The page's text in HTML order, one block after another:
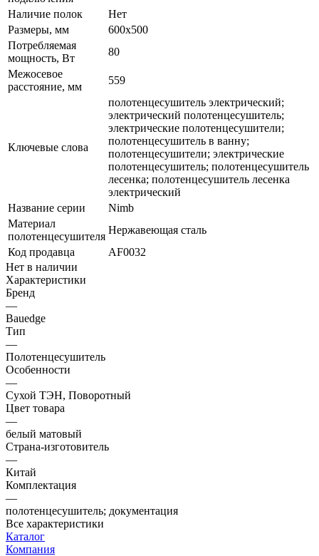
Наличие полок
Нет
Размеры, мм
600x500
Потребляемая
мощность, Вт
80
Межосевое
расстояние, мм
559
Ключевые слова
полотенцесушитель электрический;
электрический полотенцесушитель;
электрические полотенцесушители;
полотенцесушитель в ванну;
полотенцесушители; электрические
полотенцесушитель; полотенцесушитель
лесенка; полотенцесушитель лесенка
электрический
Название серии
Nimb
Материал
полотенцесушителя
Нержавеющая сталь
Код продавца
AF0032
Нет в наличии
Характеристики
Бренд
—
Bauedge
Тип
—
Полотенцесушитель
Особенности
—
Сухой ТЭН, Поворотный
Цвет товара
—
белый матовый
Страна-изготовитель
—
Китай
Комплектация
—
полотенцесушитель; документация
Все характеристики
Каталог
Компания